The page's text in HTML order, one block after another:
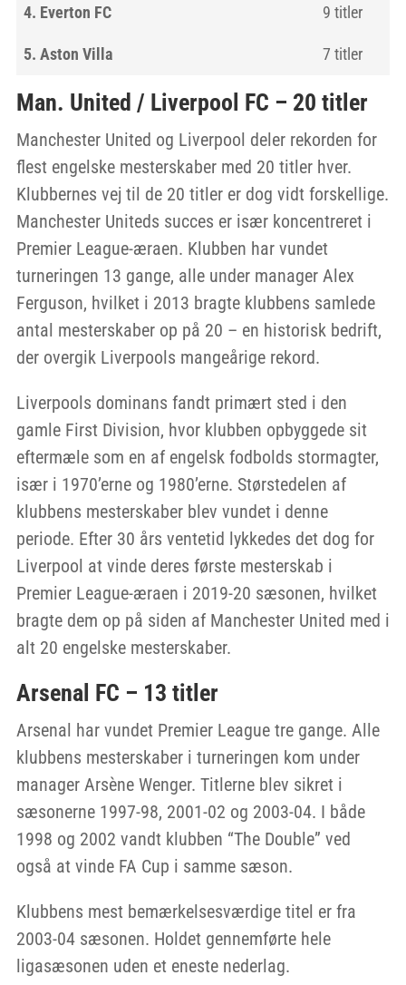
4. Everton FC 9 titler
5. Aston Villa 7 titler
Man. United / Liverpool FC – 20 titler
Manchester United og Liverpool deler rekorden for
flest engelske mesterskaber med 20 titler hver.
Klubbernes vej til de 20 titler er dog vidt forskellige.
Manchester Uniteds succes er især koncentreret i
Premier League-æraen. Klubben har vundet
turneringen 13 gange, alle under manager Alex
Ferguson, hvilket i 2013 bragte klubbens samlede
antal mesterskaber op på 20 – en historisk bedrift,
der overgik Liverpools mangeårige rekord.
Liverpools dominans fandt primært sted i den
gamle First Division, hvor klubben opbyggede sit
eftermæle som en af engelsk fodbolds stormagter,
især i 1970’erne og 1980’erne. Størstedelen af
klubbens mesterskaber blev vundet i denne
periode. Efter 30 års ventetid lykkedes det dog for
Liverpool at vinde deres første mesterskab i
Premier League-æraen i 2019-20 sæsonen, hvilket
bragte dem op på siden af Manchester United med i
alt 20 engelske mesterskaber.
Arsenal FC – 13 titler
Arsenal har vundet Premier League tre gange. Alle
klubbens mesterskaber i turneringen kom under
manager Arsène Wenger. Titlerne blev sikret i
sæsonerne 1997-98, 2001-02 og 2003-04. I både
1998 og 2002 vandt klubben “The Double” ved
også at vinde FA Cup i samme sæson.
Klubbens mest bemærkelsesværdige titel er fra
2003-04 sæsonen. Holdet gennemførte hele
ligasæsonen uden et eneste nederlag.